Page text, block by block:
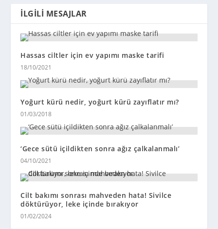
İLGILI MESAJLAR
Hassas ciltler için ev yapımı maske tarifi
18/10/2021
Yoğurt kürü nedir, yoğurt kürü zayıflatır mı?
01/03/2018
‘Gece sütü içildikten sonra ağız çalkalanmalı’
04/10/2021
Cilt bakımı sonrası mahveden hata! Sivilce
döktürüyor, leke içinde bırakıyor
01/02/2024